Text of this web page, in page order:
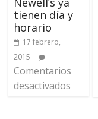
tienen día y
horario
17 febrero,
2015
Comentarios
desactivados